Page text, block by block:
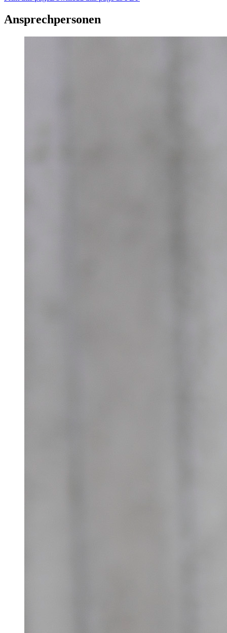
Ansprechpersonen